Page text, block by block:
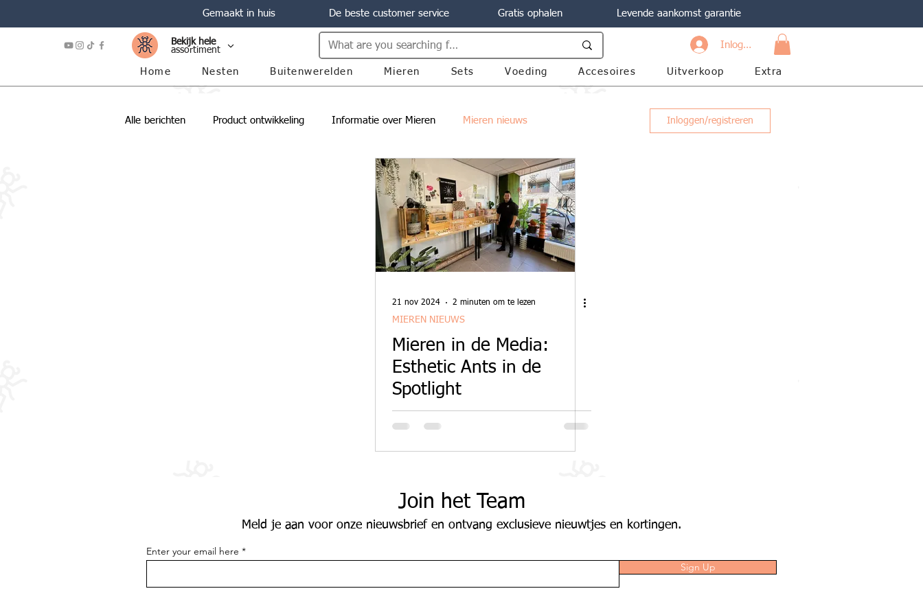
Gemaakt in huis De beste customer service Gratis ophalen Levende aankomst garantie
Bekijk hele
assortiment
Inloggen
Home Nesten Buitenwerelden Mieren Sets Voeding Accesoires Uitverkoop Extra
Alle berichten Product ontwikkeling Informatie over Mieren Mieren nieuws Inloggen/registreren
21 nov 2024 2 minuten om te lezen
MIEREN NIEUWS
Mieren in de Media:
Esthetic Ants in de
Spotlight
Join het Team
Meld je aan voor onze nieuwsbrief en ontvang exclusieve nieuwtjes en kortingen.
Enter your email here
Sign Up